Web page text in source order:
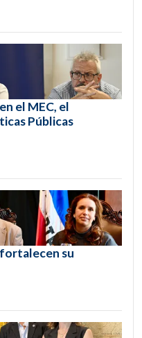
el MEC, el
Públicas
su